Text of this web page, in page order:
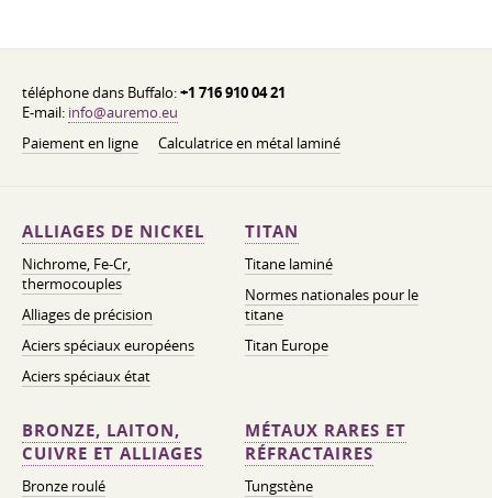
téléphone dans Buffalo:+1 716 910 04 21
E-mail: info@auremo.eu
Paiement en ligne
Calculatrice en métal laminé
ALLIAGES DE NICKEL
Nichrome, Fe-Cr,
thermocouples
Alliages de précision
Aciers spéciaux européens
Aciers spéciaux état
TITAN
Titane laminé
Normes nationales pour le
titane
Titan Europe
BRONZE, LAITON,
CUIVRE ET ALLIAGES
Bronze roulé
MÉTAUX RARES ET
RÉFRACTAIRES
Tungstène